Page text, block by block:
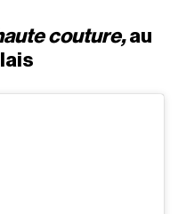
couture,au